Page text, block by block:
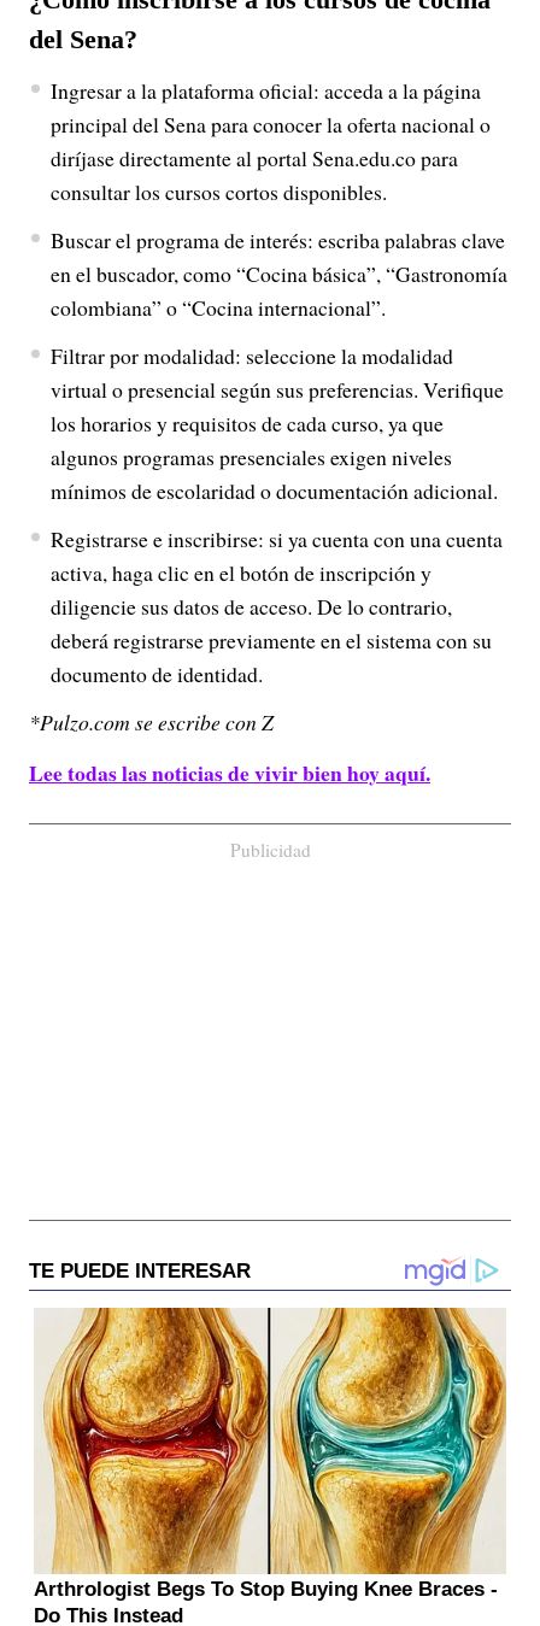
del Sena?
Ingresar a la plataforma oficial: acceda a la página
principal del Sena para conocer la oferta nacional o
diríjase directamente al portal Sena.edu.co para
consultar los cursos cortos disponibles.
Buscar el programa de interés: escriba palabras clave
en el buscador, como “Cocina básica”, “Gastronomía
colombiana” o “Cocina internacional”.
Filtrar por modalidad: seleccione la modalidad
virtual o presencial según sus preferencias. Verifique
los horarios y requisitos de cada curso, ya que
algunos programas presenciales exigen niveles
mínimos de escolaridad o documentación adicional.
Registrarse e inscribirse: si ya cuenta con una cuenta
activa, haga clic en el botón de inscripción y
diligencie sus datos de acceso. De lo contrario,
deberá registrarse previamente en el sistema con su
documento de identidad.
*Pulzo.com se escribe con Z
Lee todas las noticias de vivir bien hoy aquí.
Publicidad